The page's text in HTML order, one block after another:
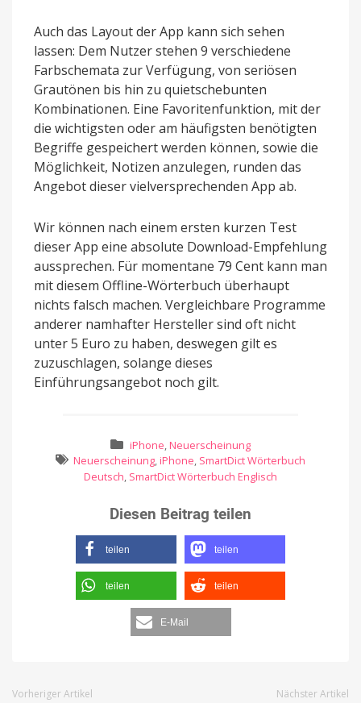
Auch das Layout der App kann sich sehen
lassen: Dem Nutzer stehen 9 verschiedene
Farbschemata zur Verfügung, von seriösen
Grautönen bis hin zu quietschebunten
Kombinationen. Eine Favoritenfunktion, mit der
die wichtigsten oder am häufigsten benötigten
Begriffe gespeichert werden können, sowie die
Möglichkeit, Notizen anzulegen, runden das
Angebot dieser vielversprechenden App ab.
Wir können nach einem ersten kurzen Test
dieser App eine absolute Download-Empfehlung
aussprechen. Für momentane 79 Cent kann man
mit diesem Offline-Wörterbuch überhaupt
nichts falsch machen. Vergleichbare Programme
anderer namhafter Hersteller sind oft nicht
unter 5 Euro zu haben, deswegen gilt es
zuzuschlagen, solange dieses
Einführungsangebot noch gilt.
iPhone, Neuerscheinung
Neuerscheinung, iPhone, SmartDict Wörterbuch
Deutsch, SmartDict Wörterbuch Englisch
Diesen Beitrag teilen
teilen teilen
teilen teilen
E-Mail
Vorheriger Artikel Nächster Artikel